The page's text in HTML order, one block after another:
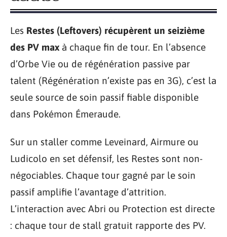
Les Restes (Leftovers) récupèrent un seizième
des PV max à chaque fin de tour. En l’absence
d’Orbe Vie ou de régénération passive par
talent (Régénération n’existe pas en 3G), c’est la
seule source de soin passif fiable disponible
dans Pokémon Émeraude.
Sur un staller comme Leveinard, Airmure ou
Ludicolo en set défensif, les Restes sont non-
négociables. Chaque tour gagné par le soin
passif amplifie l’avantage d’attrition.
L’interaction avec Abri ou Protection est directe
: chaque tour de stall gratuit rapporte des PV.